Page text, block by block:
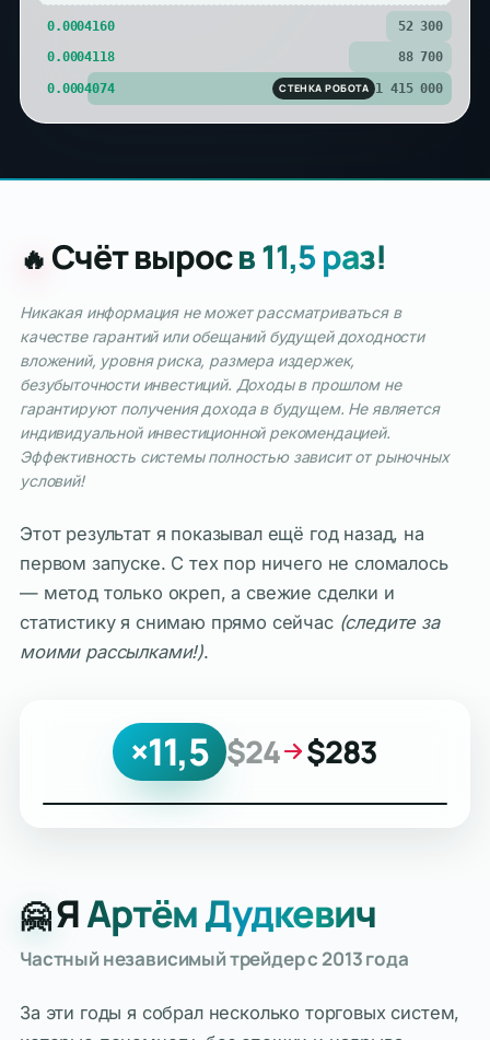
0.0004160
52 300
0.0004118
88 700
0.0004074 СТЕНКА РОБОТА 1 415 000
🔥 Счёт выросв 11,5 раз!
Никакая информация не может рассматриваться в
качестве гарантий или обещаний будущей доходности
вложений, уровня риска, размера издержек,
безубыточности инвестиций. Доходы в прошлом не
гарантируют получения дохода в будущем. Не является
индивидуальной инвестиционной рекомендацией.
Эффективность системы полностью зависит от рыночных
условий!
Этот результат я показывал ещё год назад, на
первом запуске. С тех пор ничего не сломалось
— метод только окреп, а свежие сделки и
статистику я снимаю прямо сейчас (следите за
моими рассылками!).
×11,5 $24 $283
🤗ЯАртём Дудкевич
Частный независимый трейдер с 2013 года
За эти годы я собрал несколько торговых систем,